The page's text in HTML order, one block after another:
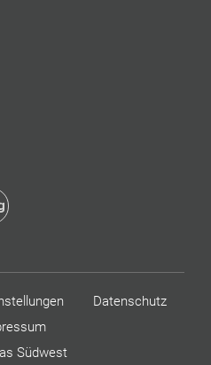
Datenschutz
Südwest